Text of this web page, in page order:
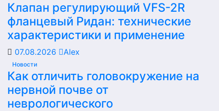
Клапан регулирующий VFS-2R
фланцевый Ридан: технические
характеристики и применение
07.08.2026 Alex
Новости
Как отличить головокружение на
нервной почве от
неврологического